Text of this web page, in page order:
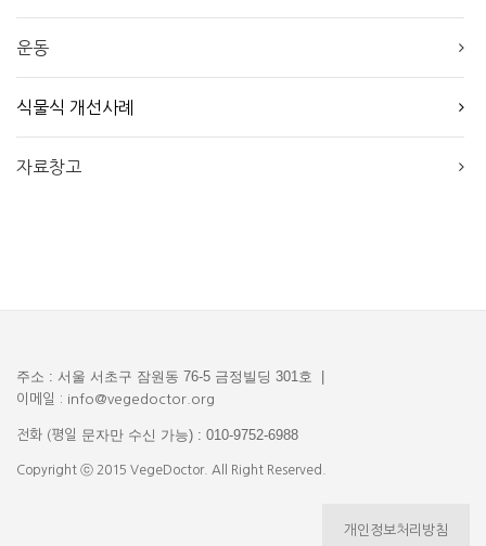
운동
식물식 개선사례
자료창고
주소 : 서울 서초구 잠원동 76-5 금정빌딩 301호 |
이메일 : info@vegedoctor.org
전화 (평일 문자만 수신 가능) : 010-9752-6988
Copyright ⓒ 2015 VegeDoctor. All Right Reserved.
개인정보처리방침